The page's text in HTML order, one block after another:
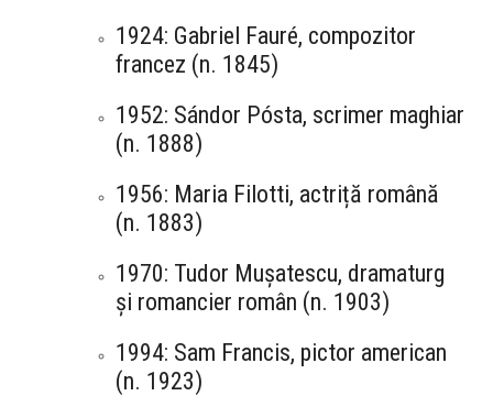
1924: Gabriel Fauré, compozitor
francez (n. 1845)
1952: Sándor Pósta, scrimer maghiar
(n. 1888)
1956: Maria Filotti, actriță română
(n. 1883)
1970: Tudor Mușatescu, dramaturg
și romancier român (n. 1903)
1994: Sam Francis, pictor american
(n. 1923)